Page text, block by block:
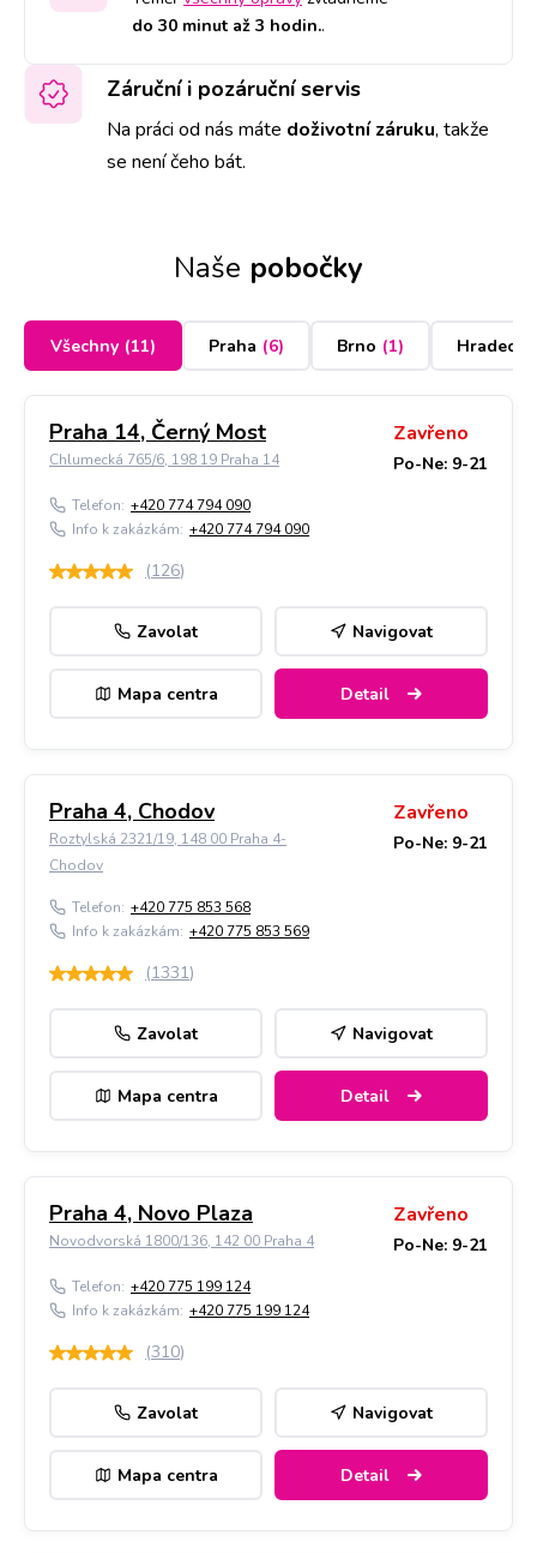
do 30 minut až 3 hodin..
Záruční i pozáruční servis
Na práci od nás máte doživotní záruku, takže
se není čeho bát.
Naše pobočky
Všechny (11) Praha (6) Brno (1) Hradec
Praha 14, Černý Most
Chlumecká 765/6, 198 19 Praha 14
Zavřeno
Po-Ne: 9-21
Telefon: +420 774 794 090
Info k zakázkám: +420 774 794 090
(126)
Zavolat Navigovat
Mapa centra Detail
Praha 4, Chodov
Roztylská 2321/19, 148 00 Praha 4-
Chodov
Zavřeno
Po-Ne: 9-21
Telefon: +420 775 853 568
Info k zakázkám: +420 775 853 569
(1331)
Zavolat Navigovat
Mapa centra Detail
Praha 4, Novo Plaza
Novodvorská 1800/136, 142 00 Praha 4
Zavřeno
Po-Ne: 9-21
Telefon: +420 775 199 124
Info k zakázkám: +420 775 199 124
(310)
Zavolat Navigovat
Mapa centra Detail